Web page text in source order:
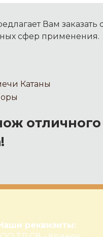
Вам заказать
сфер применения.
Катаны
отличного
реквизиты: